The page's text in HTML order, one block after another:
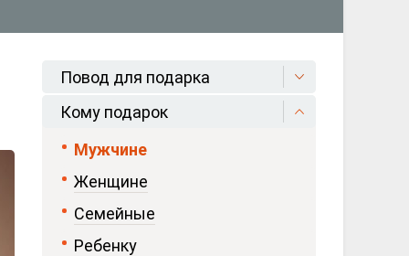
Повод для подарка
Кому подарок
Мужчине
Женщине
Семейные
Ребенку